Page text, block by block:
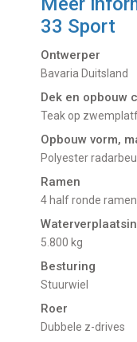
33 Sport
Ontwerper
Bavaria Duitsland
Dek en opbouw
Teak op
Opbouw vorm,
Polyester
Ramen
4 half ronde
5.800 kg
Besturing
Stuurwiel
Roer
Dubbele z-drives